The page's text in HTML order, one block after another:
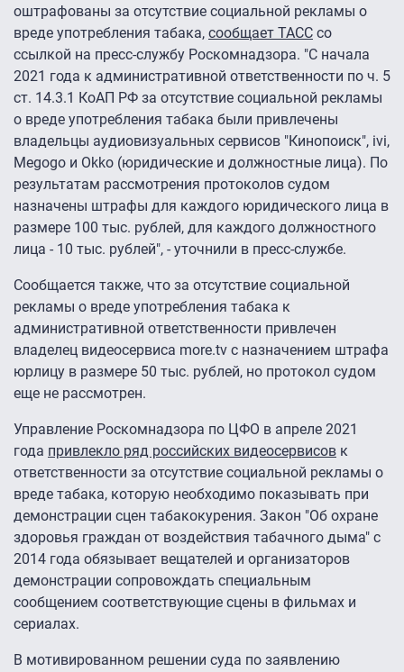
оштрафованы за отсутствие социальной рекламы о
вреде употребления табака, сообщает ТАСС со
ссылкой на пресс-службу Роскомнадзора. "С начала
2021 года к административной ответственности по ч. 5
ст. 14.3.1 КоАП РФ за отсутствие социальной рекламы
о вреде употребления табака были привлечены
владельцы аудиовизуальных сервисов "Кинопоиск", ivi,
Megogo и Okko (юридические и должностные лица). По
результатам рассмотрения протоколов судом
назначены штрафы для каждого юридического лица в
размере 100 тыс. рублей, для каждого должностного
лица - 10 тыс. рублей", - уточнили в пресс-службе.
Сообщается также, что за отсутствие социальной
рекламы о вреде употребления табака к
административной ответственности привлечен
владелец видеосервиса more.tv с назначением штрафа
юрлицу в размере 50 тыс. рублей, но протокол судом
еще не рассмотрен.
Управление Роскомнадзора по ЦФО в апреле 2021
года привлекло ряд российских видеосервисов к
ответственности за отсутствие социальной рекламы о
вреде табака, которую необходимо показывать при
демонстрации сцен табакокурения. Закон "Об охране
здоровья граждан от воздействия табачного дыма" с
2014 года обязывает вещателей и организаторов
демонстрации сопровождать специальным
сообщением соответствующие сцены в фильмах и
сериалах.
В мотивированном решении суда по заявлению